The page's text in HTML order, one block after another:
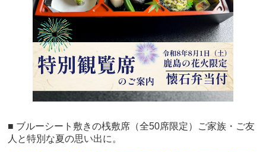
■ ブルーシート敷きの桟敷席（全50席限定）ご家族・ご友
人と特別な夏の思い出に。